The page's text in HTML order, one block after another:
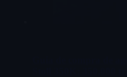
Guia de compra de
Stoll 350K: 350,000